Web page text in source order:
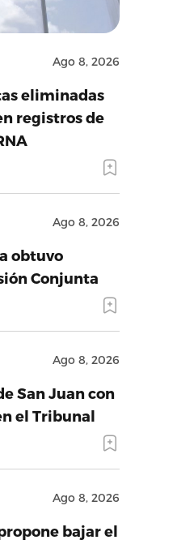
Ago 8, 2026
eliminadas
registros de
Ago 8, 2026
obtuvo
Conjunta
Ago 8, 2026
San Juan con
el Tribunal
Ago 8, 2026
bajar el